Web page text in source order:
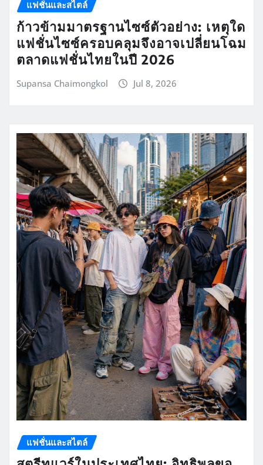
แฟชั่นและสไตล์
ก้าวข้ามมาตรฐานไซซ์ตัวอย่าง: เหตุใด
แฟชั่นไซซ์ครอบคลุมจึงอาจเปลี่ยนโฉม
ตลาดแฟชั่นไทยในปี 2026
Supansa Chaimongkol Jul 8, 2026
แฟชั่นและสไตล์